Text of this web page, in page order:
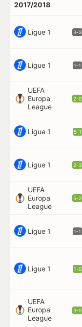
2017/2018
Ligue 1 3-3
Ligue 1 1-1
UEFA
Europa
League
2-0
Ligue 1 5-1
Ligue 1 2-3
UEFA
Europa
League
5-2
Ligue 1 1-1
Ligue 1 1-0
UEFA
Europa
League
3-0